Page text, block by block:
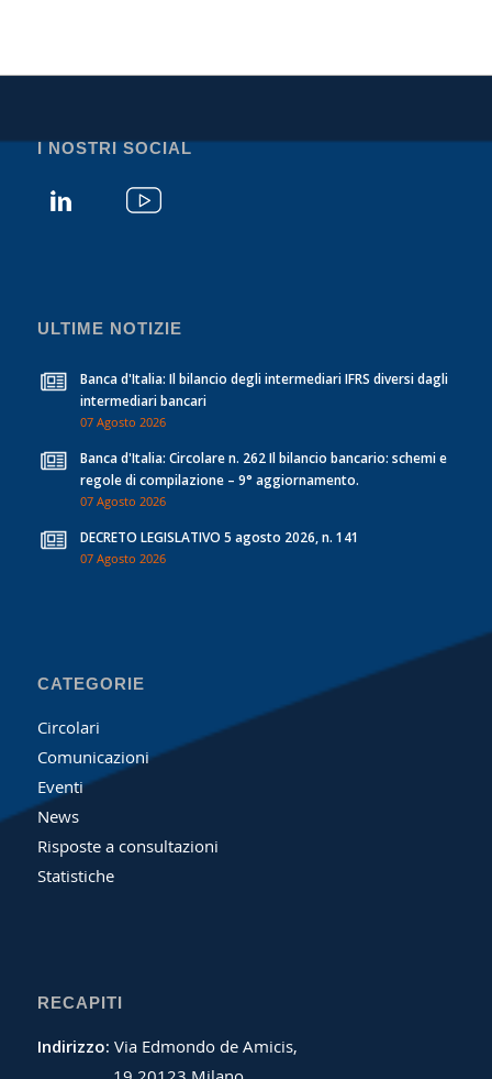
I NOSTRI SOCIAL
ULTIME NOTIZIE
Banca d'Italia: Il bilancio degli intermediari IFRS diversi dagli
intermediari bancari
07 Agosto 2026
Banca d'Italia: Circolare n. 262 Il bilancio bancario: schemi e
regole di compilazione – 9° aggiornamento.
07 Agosto 2026
DECRETO LEGISLATIVO 5 agosto 2026, n. 141
07 Agosto 2026
CATEGORIE
Circolari
Comunicazioni
Eventi
News
Risposte a consultazioni
Statistiche
RECAPITI
Indirizzo: Via Edmondo de Amicis,